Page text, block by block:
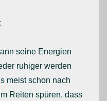
seine Energien
ruhiger werden
meist schon nach
Reiten spüren, dass